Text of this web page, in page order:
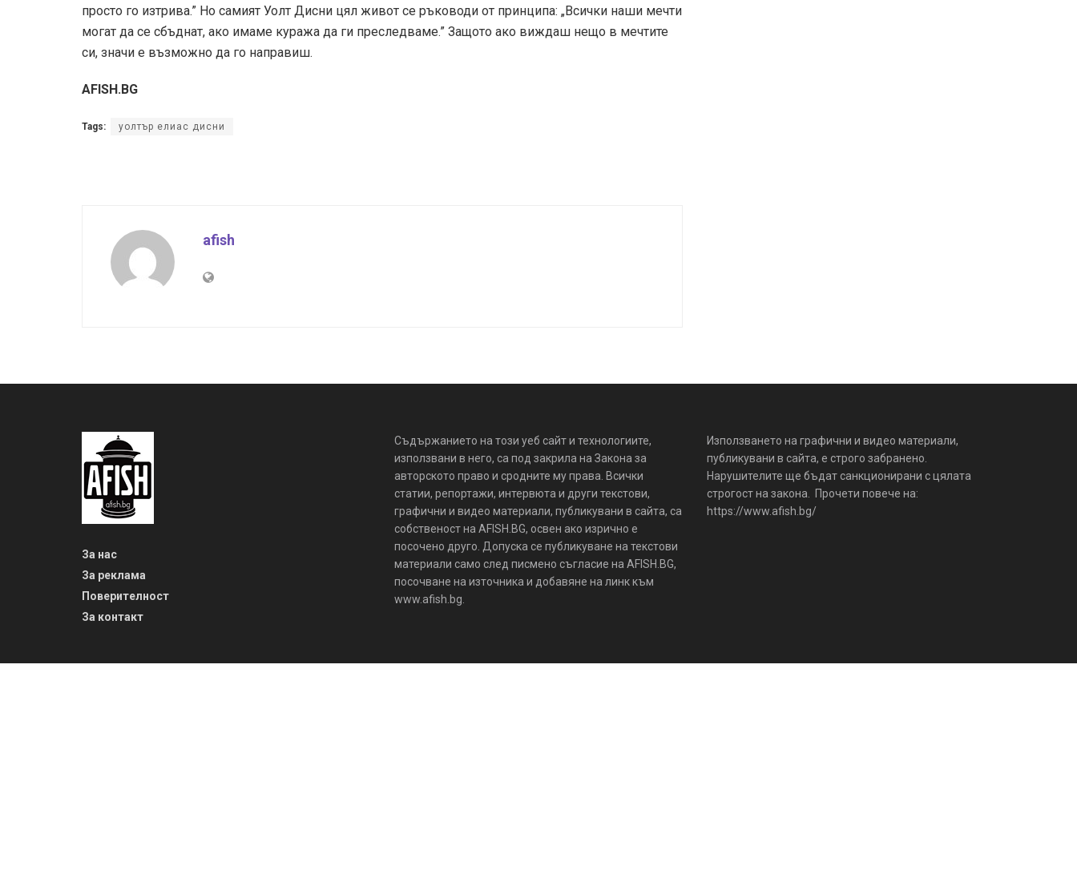
просто го изтрива.” Но самият Уолт Дисни цял живот се ръководи от принципа: „Всички наши мечти
могат да се сбъднат, ако имаме куража да ги преследваме.” Защото ако виждаш нещо в мечтите
си, значи е възможно да го направиш.
AFISH.BG
Tags: уолтър елиас дисни
afish
За нас
За реклама
Поверителност
За контакт
Съдържанието на този уеб сайт и технологиите,
използвани в него, са под закрила на Закона за
авторското право и сродните му права. Всички
статии, репортажи, интервюта и други текстови,
графични и видео материали, публикувани в сайта, са
собственост на AFISH.BG, освен ако изрично е
посочено друго. Допуска се публикуване на текстови
материали само след писмено съгласие на AFISH.BG,
посочване на източника и добавяне на линк към
www.afish.bg.
Използването на графични и видео материали,
публикувани в сайта, е строго забранено.
Нарушителите ще бъдат санкционирани с цялата
строгост на закона. Прочети повече на:
https://www.afish.bg/